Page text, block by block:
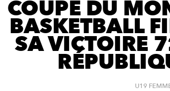
COUPE DU
BASKETBALL
SA VICTOIRE
U19